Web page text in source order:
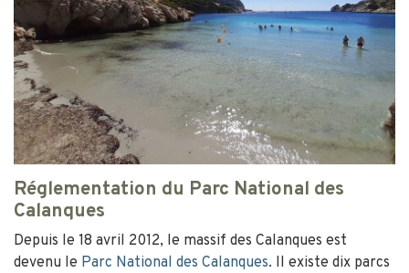
Réglementation du Parc National des
Calanques
Depuis le 18 avril 2012, le massif des Calanques est
devenu le Parc National des Calanques. Il existe dix parcs